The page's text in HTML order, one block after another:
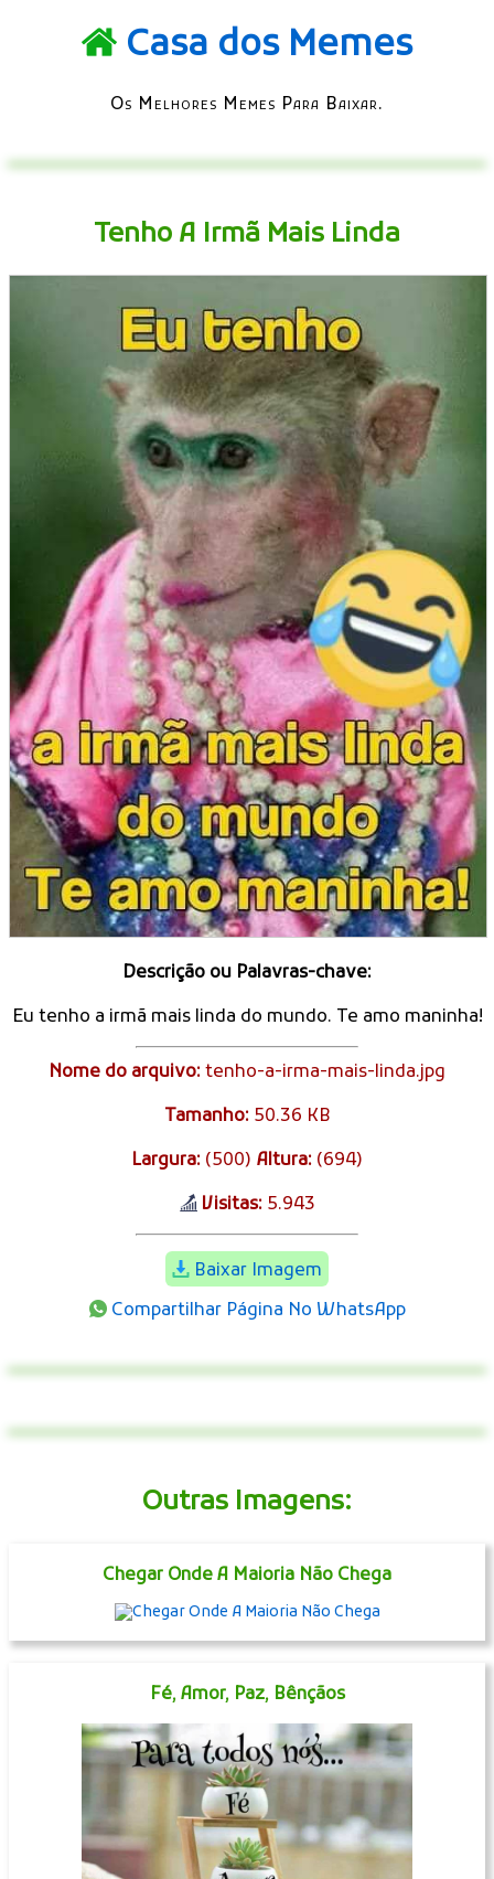
Casa dos Memes
Os Melhores Memes Para Baixar.
Tenho A Irmã Mais Linda
Descrição ou Palavras-chave:
Eu tenho a irmã mais linda do mundo. Te amo maninha!
Nome do arquivo: tenho-a-irma-mais-linda.jpg
Tamanho:50.36 KB
Largura: (500) Altura: (694)
Visitas:5.943
Baixar Imagem
Compartilhar Página No WhatsApp
Win Paypal Cash
Outras Imagens: